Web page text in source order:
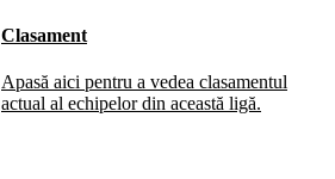
Clasament
Apasă aici pentru a vedea clasamentul
actual al echipelor din această ligă.